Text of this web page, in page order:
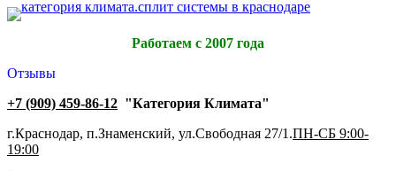
Работаем с 2007 года
Отзывы
+7 (909) 459-86-12 "Категория Климата"
г.Краснодар, п.Знаменский, ул.Свободная 27/1.ПН-СБ 9:00-
19:00